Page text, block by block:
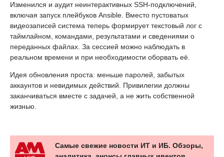
Изменился и аудит неинтерактивных SSH-подключений,
включая запуск плейбуков Ansible. Вместо пустоватых
видеозаписей система теперь формирует текстовый лог с
таймлайном, командами, результатами и сведениями о
переданных файлах. За сессией можно наблюдать в
реальном времени и при необходимости оборвать её.
Идея обновления проста: меньше паролей, забытых
аккаунтов и невидимых действий. Привилегии должны
заканчиваться вместе с задачей, а не жить собственной
жизнью.
Самые свежие новости ИТ и ИБ. Обзоры,